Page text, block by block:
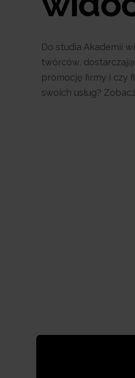
Do studia Akademii
twórców,
promocję firmy i czy
swoich usług?